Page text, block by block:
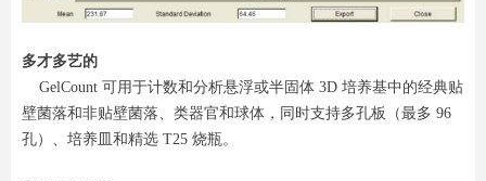
多才多艺的
GelCount 可用于计数和分析悬浮或半固体 3D 培养基中的经典贴
壁菌落和非贴壁菌落、类器官和球体，同时支持多孔板（最多 96
孔）、培养皿和精选 T25 烧瓶。